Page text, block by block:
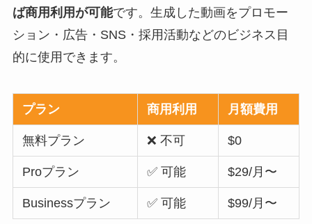
ば商用利用が可能です。生成した動画をプロモー
ション・広告・SNS・採用活動などのビジネス目
的に使用できます。
プラン 商用利用 月額費用
無料プラン ❌ 不可 $0
Proプラン ✅ 可能 $29/月〜
Businessプラン ✅ 可能 $99/月〜